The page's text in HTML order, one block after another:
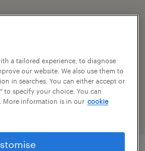
a tailored experience, to diagnose
our website. We also use them to
in searches. You can either accept or
to specify your choice. You can
More information is in our cookie